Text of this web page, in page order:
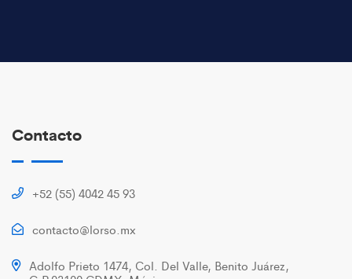
Contacto
+52 (55) 4042 45 93
contacto@lorso.mx
Adolfo Prieto 1474, Col. Del Valle, Benito Juárez,